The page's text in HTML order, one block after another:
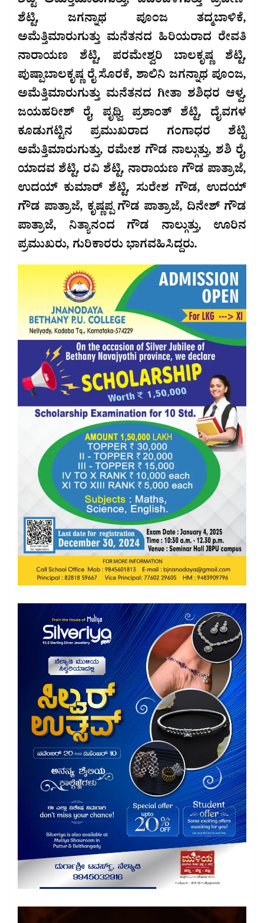
ಶೆಟ್ಟಿ, ಜಗನ್ನಾಥ ಪೂಂಜ ತದ್ಮಬಾಳಿಕೆ,
ಅಮೆತ್ತಿಮಾರುಗುತ್ತು ಮನೆತನದ ಹಿರಿಯರಾದ ರೇವತಿ
ನಾರಾಯಣ ಶೆಟ್ಟಿ, ಪರಮೇಶ್ವರಿ ಬಾಲಕೃಷ್ಣ ಶೆಟ್ಟಿ,
ಪುಷ್ಪಾಬಾಲಕೃಷ್ಣ ರೈ ಸೊರಕೆ, ಶಾಲಿನಿ ಜಗನ್ನಾಥ ಪೂಂಜ,
ಅಮೆತ್ತಿಮಾರುಗುತ್ತು ಮನೆತನದ ಗೀತಾ ಶಶಿಧರ ಆಳ್ವ,
ಜಯಹರೀಶ್ ರೈ, ಪೃಥ್ವಿ ಪ್ರಶಾಂತ್ ಶೆಟ್ಟಿ, ದೈವಗಳ
ಕೂಡುಗಟ್ಟಿನ ಪ್ರಮುಖರಾದ ಗಂಗಾಧರ ಶೆಟ್ಟಿ
ಅಮೆತ್ತಿಮಾರುಗುತ್ತು, ರಮೇಶ ಗೌಡ ನಾಲ್ಗುತ್ತು, ಶಶಿ ರೈ,
ಯಾದವ ಶೆಟ್ಟಿ, ರವಿ ಶೆಟ್ಟಿ, ನಾರಾಯಣ ಗೌಡ ಪಾತ್ರಾಜೆ,
ಉದಯ್ ಕುಮಾರ್ ಶೆಟ್ಟಿ, ಸುರೇಶ ಗೌಡ, ಉದಯ್
ಗೌಡ ಪಾತ್ರಾಜೆ, ಕೃಷ್ಣಪ್ಪ ಗೌಡ ಪಾತ್ರಾಜೆ, ದಿನೇಶ್ ಗೌಡ
ಪಾತ್ರಾಜೆ, ನಿತ್ಯಾನಂದ ಗೌಡ ನಾಲ್ಗುತ್ತು, ಊರಿನ
ಪ್ರಮುಖರು, ಗುರಿಕಾರರು ಭಾಗವಹಿಸಿದ್ದರು.